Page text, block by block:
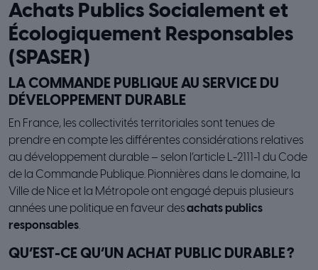
Achats Publics Socialement et
Écologiquement Responsables
(SPASER)
LA COMMANDE PUBLIQUE AU SERVICE DU
DÉVELOPPEMENT DURABLE
En France, les collectivités territoriales sont tenues de
prendre en compte les différentes considérations relatives
au développement durable – selon l’article L-2111-1 du Code
de la Commande Publique. Pionnières dans le domaine, la
Ville de Nice et la Métropole ont engagé depuis plusieurs
années une politique en faveur desachats publics
responsables.
QU’EST-CE QU’UN ACHAT PUBLIC DURABLE ?